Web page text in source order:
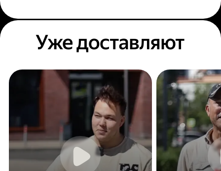
Уже доставляют